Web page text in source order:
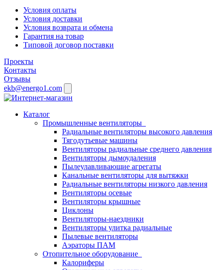
Условия оплаты
Условия доставки
Условия возврата и обмена
Гарантия на товар
Типовой договор поставки
Проекты
Контакты
Отзывы
ekb@energo1.com
Каталог
Промышленные вентиляторы
Радиальные вентиляторы высокого давления
Тягодутьевые машины
Вентиляторы радиальные среднего давления
Вентиляторы дымоудаления
Пылеулавливающие агрегаты
Канальные вентиляторы для вытяжки
Радиальные вентиляторы низкого давления
Вентиляторы осевые
Вентиляторы крышные
Циклоны
Вентиляторы-наездники
Вентиляторы улитка радиальные
Пылевые вентиляторы
Аэраторы ПАМ
Отопительное оборудование
Калориферы